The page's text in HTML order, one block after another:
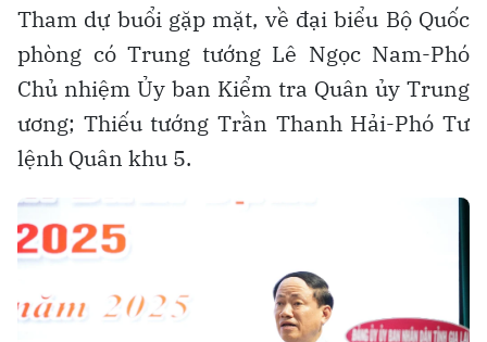
Tham dự buổi gặp mặt, về đại biểu Bộ Quốc
phòng có Trung tướng Lê Ngọc Nam-Phó
Chủ nhiệm Ủy ban Kiểm tra Quân ủy Trung
ương; Thiếu tướng Trần Thanh Hải-Phó Tư
lệnh Quân khu 5.